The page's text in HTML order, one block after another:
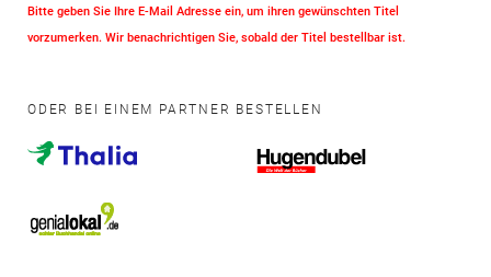
Bitte geben Sie Ihre E-Mail Adresse ein, um ihren gewünschten Titel
vorzumerken. Wir benachrichtigen Sie, sobald der Titel bestellbar ist.
ODER BEI EINEM PARTNER BESTELLEN